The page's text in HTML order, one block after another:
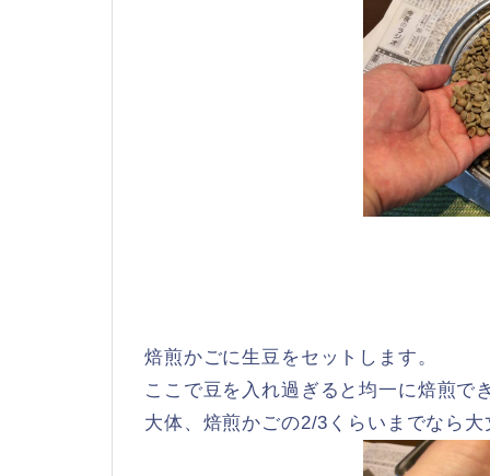
焙煎かごに生豆をセットします。
ここで豆を入れ過ぎると均一に焙煎で
大体、焙煎かごの2/3くらいまでなら